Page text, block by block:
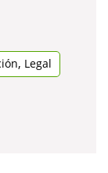
, Legal